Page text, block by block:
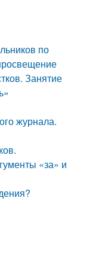
по
Занятие
журнала.
«за» и